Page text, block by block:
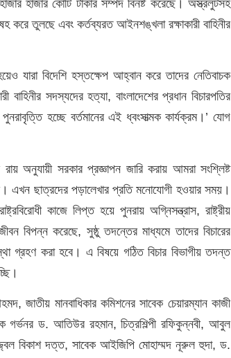
হাজার কোটি টাকার সম্পদ বিনষ্ট করেছে। অস্ত্রলুটসহ
করে তুলছে এবং কর্তব্যরত আইনশঙ্খলা রক্ষাকারী বাহিনীর
যারা বিদেশি হস্তক্ষেপ আহ্বান করে তাদের নেতিবাচক
সদস্যদের হত্যা, বাংলাদেশের প্রধান বিচারপতির
হচ্ছে বর্তমানের এই ধ্বংসাত্মক কার্যক্রম।’ যোগ
অনুযায়ী সরকার প্রজ্ঞাপন জারি করায় আমরা সংশ্লিষ্ট
এখন ছাত্রদের পড়ালেখার প্রতি মনোযোগী হওয়ার সময়।
কাজে লিপ্ত হয়ে পুনরায় অগ্নিসন্ত্রাস, রাষ্ট্রীয়
বিপন্ন করেছে, সুষ্ঠু তদন্তের মাধ্যমে তাদের বিচারের
গ্রহণ করা হবে। এ বিষয়ে গঠিত বিচার বিভাগীয় তদন্ত
জাতীয় মানবাধিকার কমিশনের সাবেক চেয়ারম্যান কাজী
গর্ভনর ড. আতিউর রহমান, চিত্রশিল্পী রফিকুন্নবী, আবুল
বিকাশ দত্ত, সাবেক আইজিপি মোহাম্মদ নূরুল হুদা, ড.